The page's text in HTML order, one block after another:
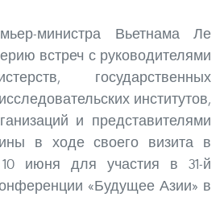
министра Вьетнама Ле
встреч с руководителями
государственных
институтов,
и представителями
в ходе своего визита в
июня для участия в 31-й
«Будущее Азии» в